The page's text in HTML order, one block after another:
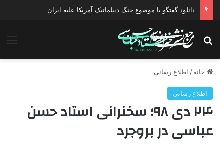
دانلود گفتگو با موضوع جنگ دیپلماتیک آمریکا علیه ایران
جستجو برای
خانه / اطلاع رسانی
اطلاع رسانی
۲۴ دی ۹۸؛ سخنرانی استاد حسن
عباسی در بروجرد